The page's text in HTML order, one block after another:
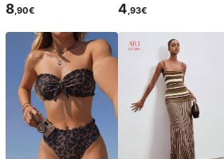
8,90€ 4,93€